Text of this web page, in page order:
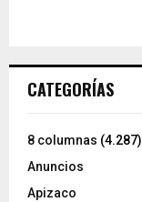
CATEGORÍAS
8 columnas (4.287)
Anuncios
Apizaco